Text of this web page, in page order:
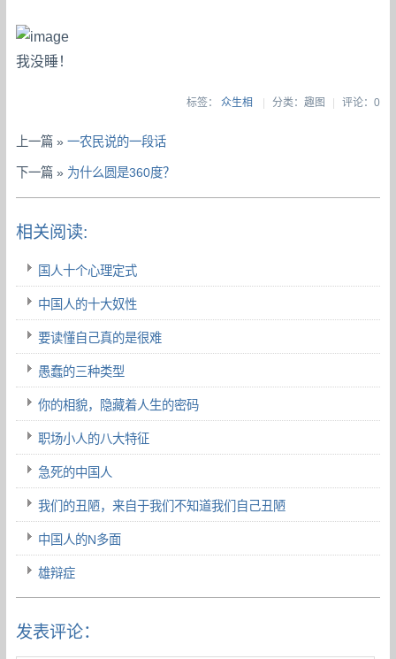
我没睡！
标签： 众生相 | 分类：趣图 | 评论：0
上一篇 »一农民说的一段话
下一篇 » 为什么圆是360度？
相关阅读:
国人十个心理定式
中国人的十大奴性
要读懂自己真的是很难
愚蠢的三种类型
你的相貌，隐藏着人生的密码
职场小人的八大特征
急死的中国人
我们的丑陋，来自于我们不知道我们自己丑陋
中国人的N多面
雄辩症
发表评论：